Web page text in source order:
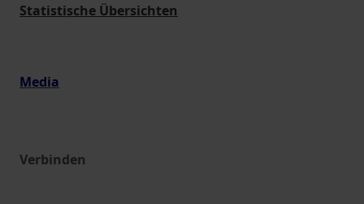
Statistische Übersichten
Media
Verbinden